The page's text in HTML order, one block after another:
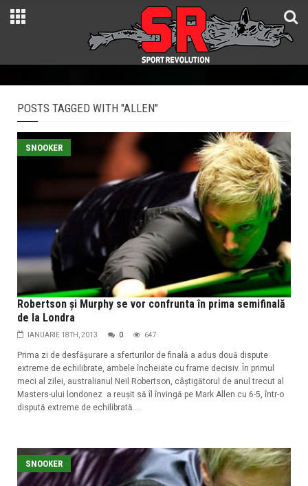
POSTS TAGGED WITH "ALLEN"
SNOOKER
Robertson și Murphy se vor confrunta în prima semifinală
de la Londra
IANUARIE 18TH, 2013 0 647
Prima zi de desfăşurare a sferturilor de finală a adus două dispute
extreme de echilibrate, ambele încheiate cu frame decisiv. În primul
meci al zilei, australianul Neil Robertson, câştigătorul de anul trecut al
Masters-ului londonez a reuşit să îl învingă pe Mark Allen cu 6-5, într-o
dispută extreme de echilibrată....
SNOOKER